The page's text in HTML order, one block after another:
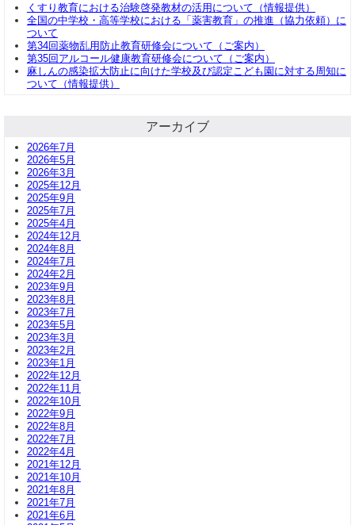
くすり教育における治験啓発教材の活用について（情報提供）
全国の中学校・高等学校における「薬害教育」の推進（協力依頼）に
ついて
第34回薬物乱用防止教育研修会について（ご案内）
第35回アルコール健康教育研修会について（ご案内）
麻しんの感染拡大防止に向けた学校及び認定こども園に対する周知に
ついて（情報提供）
アーカイブ
2026年7月
2026年5月
2026年3月
2025年12月
2025年9月
2025年7月
2025年4月
2024年12月
2024年8月
2024年7月
2024年2月
2023年9月
2023年8月
2023年7月
2023年5月
2023年3月
2023年2月
2023年1月
2022年12月
2022年11月
2022年10月
2022年9月
2022年8月
2022年7月
2022年4月
2021年12月
2021年10月
2021年8月
2021年7月
2021年6月